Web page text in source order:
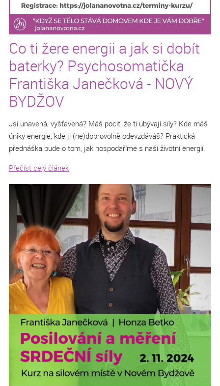
Co ti žere energii a jak si dobít
baterky? Psychosomatička
Františka Janečková - NOVÝ
BYDŽOV
Jsi unavená, vyšťavená? Máš pocit, že ti ubývají síly? Kde máš
úniky energie, kde ji (ne)dobrovolně odevzdáváš? Praktická
přednáška bude o tom, jak hospodaříme s naší životní energií.
Přečíst celý článek